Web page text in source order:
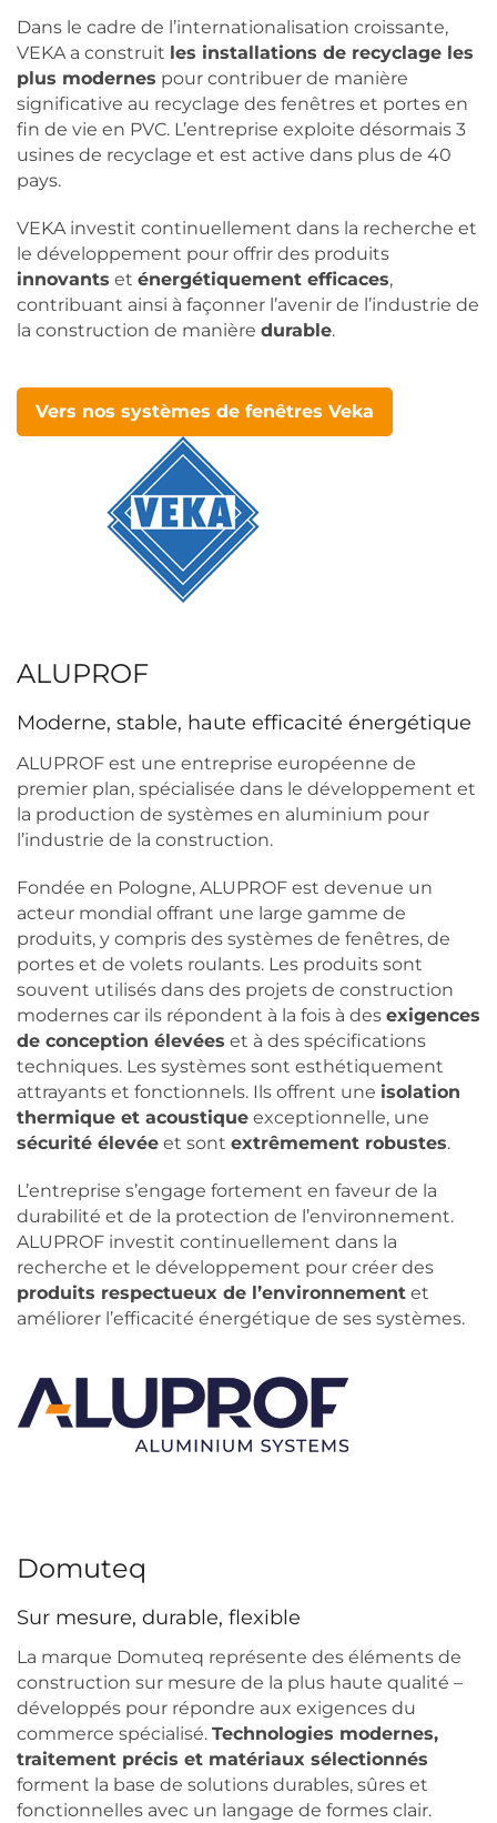
Dans le cadre de l’internationalisation croissante,
VEKA a construit les installations de recyclage les
plus modernes pour contribuer de manière
significative au recyclage des fenêtres et portes en
fin de vie en PVC. L’entreprise exploite désormais 3
usines de recyclage et est active dans plus de 40
pays.
VEKA investit continuellement dans la recherche et
le développement pour offrir des produits
innovants et énergétiquement efficaces,
contribuant ainsi à façonner l’avenir de l’industrie de
la construction de manière durable.
Vers nos systèmes de fenêtres Veka
ALUPROF
Moderne, stable, haute efficacité énergétique
ALUPROF est une entreprise européenne de
premier plan, spécialisée dans le développement et
la production de systèmes en aluminium pour
l’industrie de la construction.
Fondée en Pologne, ALUPROF est devenue un
acteur mondial offrant une large gamme de
produits, y compris des systèmes de fenêtres, de
portes et de volets roulants. Les produits sont
souvent utilisés dans des projets de construction
modernes car ils répondent à la fois à des exigences
de conception élevées et à des spécifications
techniques. Les systèmes sont esthétiquement
attrayants et fonctionnels. Ils offrent une isolation
thermique et acoustique exceptionnelle, une
sécurité élevée et sont extrêmement robustes.
L’entreprise s’engage fortement en faveur de la
durabilité et de la protection de l’environnement.
ALUPROF investit continuellement dans la
recherche et le développement pour créer des
produits respectueux de l’environnement et
améliorer l’efficacité énergétique de ses systèmes.
Domuteq
Sur mesure, durable, flexible
La marque Domuteq représente des éléments de
construction sur mesure de la plus haute qualité –
développés pour répondre aux exigences du
commerce spécialisé. Technologies modernes,
traitement précis et matériaux sélectionnés
forment la base de solutions durables, sûres et
fonctionnelles avec un langage de formes clair.